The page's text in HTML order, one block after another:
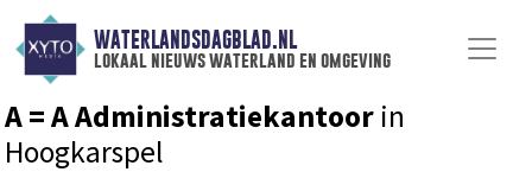
WATERLANDSDAGBLAD.NL
lokaal nieuws waterland en omgeving
A = A Administratiekantoor in
Hoogkarspel